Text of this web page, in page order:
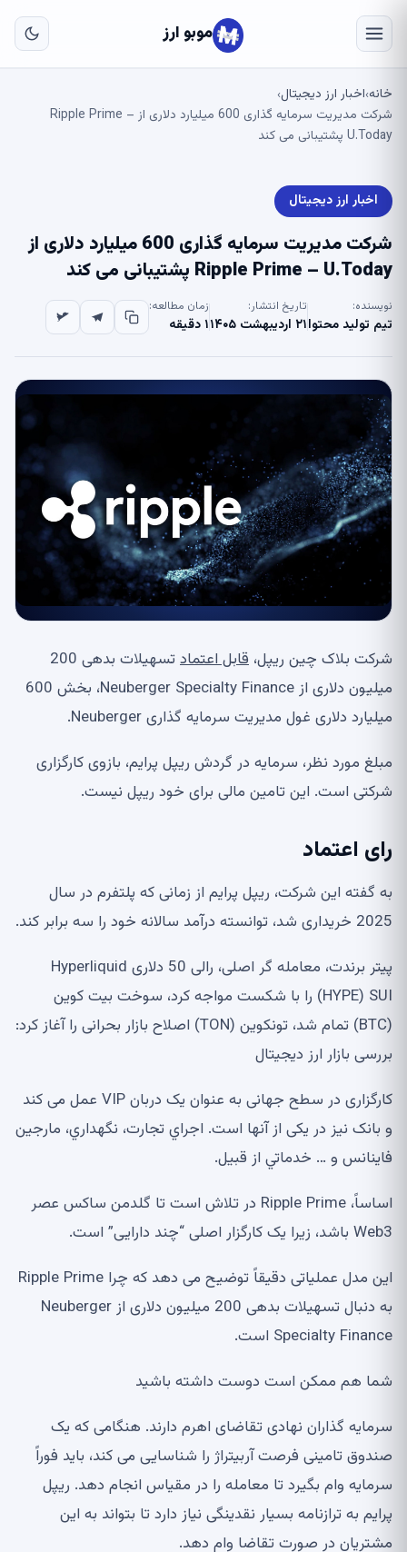
موبو ارز
خانه›اخبار ارز دیجیتال›
شرکت مدیریت سرمایه گذاری 600 میلیارد دلاری از Ripple Prime –
U.Today پشتیبانی می کند
اخبار ارز دیجیتال
شرکت مدیریت سرمایه گذاری 600 میلیارد دلاری از
Ripple Prime – U.Today پشتیبانی می کند
نویسنده:
تیم تولید محتوا
تاریخ انتشار:
۲۱ اردیبهشت ۱۴۰۵
زمان مطالعه:
۱ دقیقه
شرکت بلاک چین ریپل، قابل اعتماد
تسهیلات بدهی 200
میلیون دلاری از Neuberger Specialty Finance، بخش 600
میلیارد دلاری غول مدیریت سرمایه گذاری Neuberger.
مبلغ مورد نظر، سرمایه در گردش ریپل پرایم، بازوی کارگزاری
شرکتی است. این تامین مالی برای خود ریپل نیست.
رای اعتماد
به گفته این شرکت، ریپل پرایم از زمانی که پلتفرم در سال
2025 خریداری شد، توانسته درآمد سالانه خود را سه برابر کند.
پیتر برندت، معامله گر اصلی، رالی 50 دلاری Hyperliquid
(HYPE) SUI را با شکست مواجه کرد، سوخت بیت کوین
(BTC) تمام شد، تونکوین (TON) اصلاح بازار بحرانی را آغاز کرد:
بررسی بازار ارز دیجیتال
کارگزاری در سطح جهانی به عنوان یک دربان VIP عمل می کند
و بانک نیز در یکی از آنها است. اجراي تجارت، نگهداري، مارجين
فاينانس و … خدماتي از قبيل.
اساساً، Ripple Prime در تلاش است تا گلدمن ساکس عصر
Web3 باشد، زیرا یک کارگزار اصلی “چند دارایی” است.
این مدل عملیاتی دقیقاً توضیح می دهد که چرا Ripple Prime
به دنبال تسهیلات بدهی 200 میلیون دلاری از Neuberger
Specialty Finance است.
شما هم ممکن است دوست داشته باشید
سرمایه گذاران نهادی تقاضای اهرم دارند. هنگامی که یک
صندوق تامینی فرصت آربیتراژ را شناسایی می کند، باید فوراً
سرمایه وام بگیرد تا معامله را در مقیاس انجام دهد. ریپل
پرایم به ترازنامه بسیار نقدینگی نیاز دارد تا بتواند به این
مشتریان در صورت تقاضا وام دهد.